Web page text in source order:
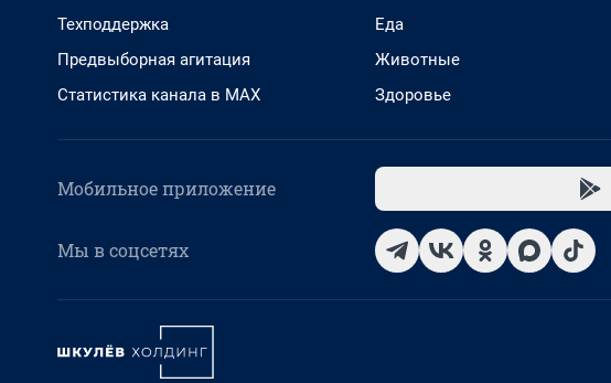
Техподдержка
Предвыборная агитация
Статистика канала в MAX
Еда
Животные
Здоровье
Мобильное приложение
Мы в соцсетях